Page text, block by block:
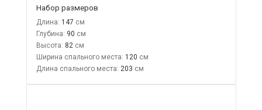
Набор размеров
Длина: 147
Глубина: 90
Высота: 82
Ширина спального места: 120
Длина спального места: 203